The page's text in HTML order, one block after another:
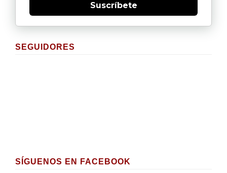
Suscríbete
SEGUIDORES
SÍGUENOS EN FACEBOOK